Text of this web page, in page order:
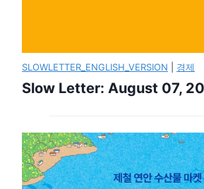
SLOWLETTER_ENGLISH_VERSION 경제
Slow Letter: August 07,